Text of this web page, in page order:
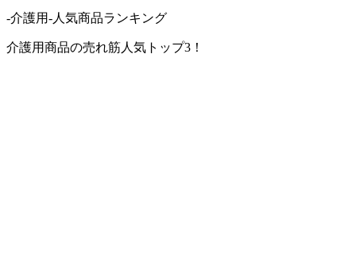
-介護用-人気商品ランキング
介護用商品の売れ筋人気トップ3！